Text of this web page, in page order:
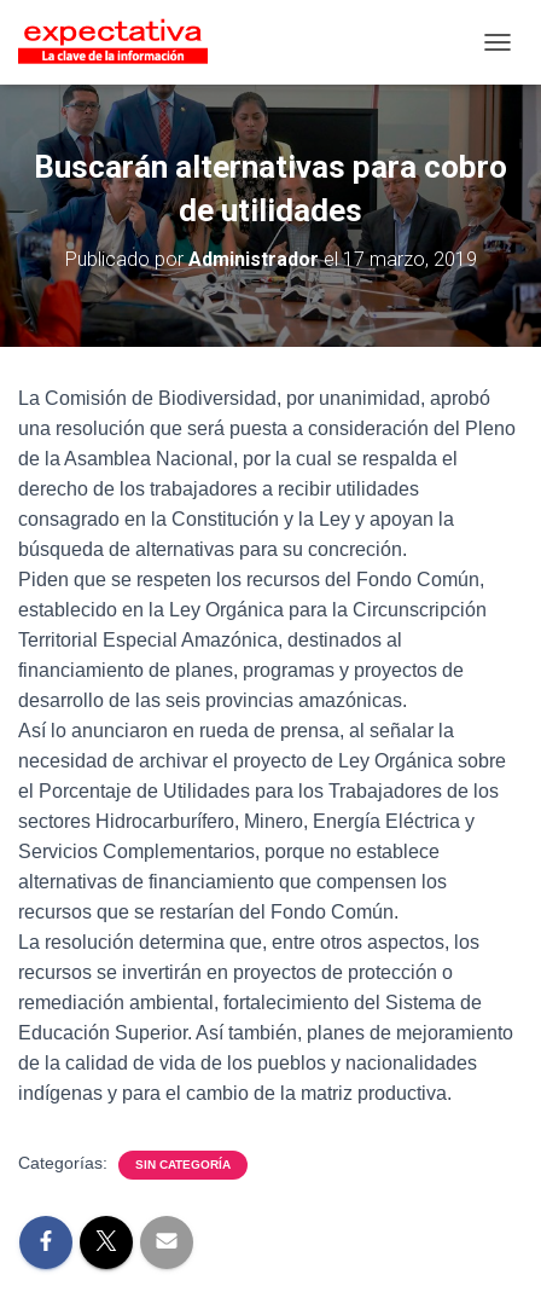
Buscarán alternativas para cobro
de utilidades
Publicado porAdministradorel17 marzo, 2019
La Comisión de Biodiversidad, por unanimidad, aprobó
una resolución que será puesta a consideración del Pleno
de la Asamblea Nacional, por la cual se respalda el
derecho de los trabajadores a recibir utilidades
consagrado en la Constitución y la Ley y apoyan la
búsqueda de alternativas para su concreción.
Piden que se respeten los recursos del Fondo Común,
establecido en la Ley Orgánica para la Circunscripción
Territorial Especial Amazónica, destinados al
financiamiento de planes, programas y proyectos de
desarrollo de las seis provincias amazónicas.
Así lo anunciaron en rueda de prensa, al señalar la
necesidad de archivar el proyecto de Ley Orgánica sobre
el Porcentaje de Utilidades para los Trabajadores de los
sectores Hidrocarburífero, Minero, Energía Eléctrica y
Servicios Complementarios, porque no establece
alternativas de financiamiento que compensen los
recursos que se restarían del Fondo Común.
La resolución determina que, entre otros aspectos, los
recursos se invertirán en proyectos de protección o
remediación ambiental, fortalecimiento del Sistema de
Educación Superior. Así también, planes de mejoramiento
de la calidad de vida de los pueblos y nacionalidades
indígenas y para el cambio de la matriz productiva.
Categorías: SIN CATEGORÍA